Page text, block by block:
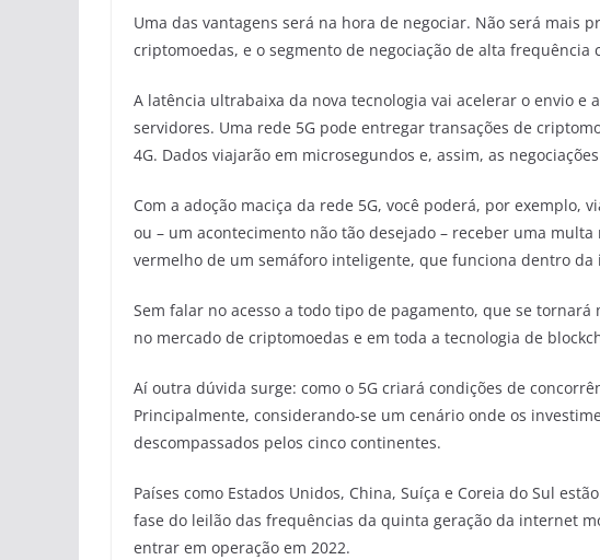
Uma das vantagens será na hora de negociar. Não será mais
criptomoedas, e o segmento de negociação de alta frequência
A latência ultrabaixa da nova tecnologia vai acelerar o envio e
servidores. Uma rede 5G pode entregar transações de
4G. Dados viajarão em microsegundos e, assim, as
Com a adoção maciça da rede 5G, você poderá, por
ou – um acontecimento não tão desejado – receber uma
vermelho de um semáforo inteligente, que funciona dentro
Sem falar no acesso a todo tipo de pagamento, que se
no mercado de criptomoedas e em toda a tecnologia de
Aí outra dúvida surge: como o 5G criará condições de
Principalmente, considerando-se um cenário onde os
descompassados pelos cinco continentes.
Países como Estados Unidos, China, Suíça e Coreia do Sul
fase do leilão das frequências da quinta geração da internet
entrar em operação em 2022.